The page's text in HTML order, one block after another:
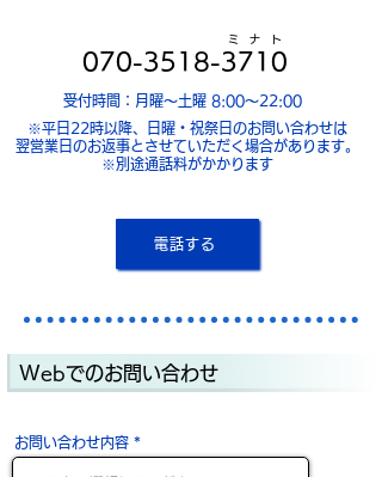
ミ ナ ト
070-3518-3710
受付時間：月曜〜土曜 8:00〜22:00
※平日22時以降、日曜・祝祭日のお問い合わせは
翌営業日のお返事とさせていただく場合があります。
※別途通話料がかかります
電話する
Webでのお問い合わせ
お問い合わせ内容